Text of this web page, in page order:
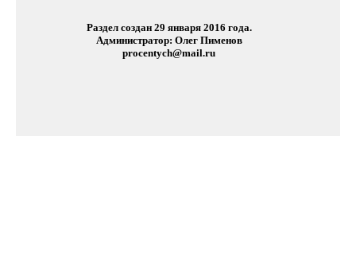
Раздел создан 29 января 2016 года.
Администратор: Олег Пименов
procentych@mail.ru